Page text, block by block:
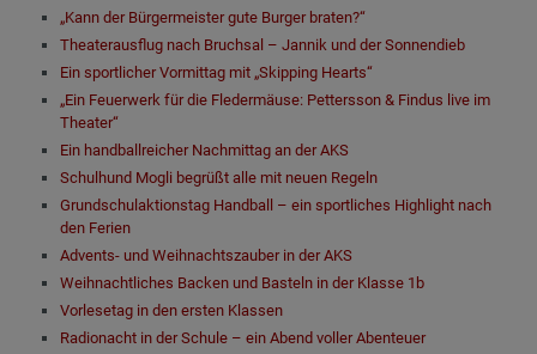
„Kann der Bürgermeister gute Burger braten?“
Theaterausflug nach Bruchsal – Jannik und der Sonnendieb
Ein sportlicher Vormittag mit „Skipping Hearts“
„Ein Feuerwerk für die Fledermäuse: Pettersson & Findus live im
Theater“
Ein handballreicher Nachmittag an der AKS
Schulhund Mogli begrüßt alle mit neuen Regeln
Grundschulaktionstag Handball – ein sportliches Highlight nach
den Ferien
Advents- und Weihnachtszauber in der AKS
Weihnachtliches Backen und Basteln in der Klasse 1b
Vorlesetag in den ersten Klassen
Radionacht in der Schule – ein Abend voller Abenteuer